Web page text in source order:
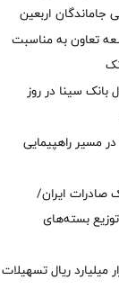
جاماندگان اربعین
تعاون به مناسبت
سینا در روز
مسیر راهپیمایی
بانک صادرات ایران/
بسته‌های
افزون بر 32 هزار میلیارد ریال تسهیلات